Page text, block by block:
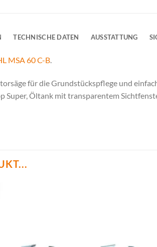
TECHNISCHE DATEN AUSSTATTUNG
MSA 60 C-B.
für die Grundstückspflege und
Super, Öltank mit transparentem